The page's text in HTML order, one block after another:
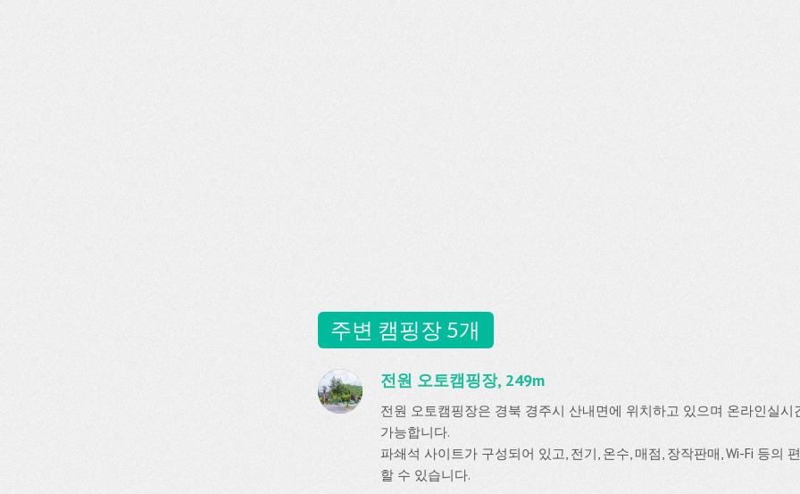
주변 캠핑장 5개
전원 오토캠핑장, 249m
전원 오토캠핑장은 경북 경주시 산내면에 위치하고 있으며 온라인실
가능합니다.
파쇄석 사이트가 구성되어 있고, 전기, 온수, 매점, 장작판매, Wi-Fi 등의
할 수 있습니다.